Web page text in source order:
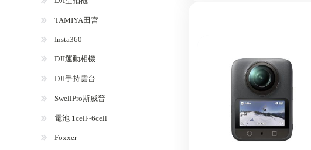
TAMIYA田宮
Insta360
DJI運動相機
DJI手持雲台
SwellPro斯威普
電池 1cell~6cell
Foxxer